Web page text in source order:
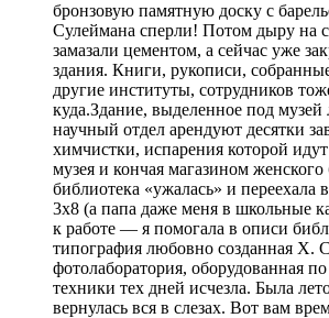
бронзовую памятную доску с
Сулеймана сперли! Потом дыру на
замазали цементом, а сейчас уже
здания. Книги, рукописи,
другие институты, сотрудников
куда.Здание, выделенное под музей
научный отдел арендуют десятки
химчистки, испарения которой
музея и кончая магазином
библиотека «ужалась» и переехала
3х8 (а папа даже меня в школьные
к работе — я помогала в описи
типография любовно созданная Х.
фотолаборатория, оборудованная
техники тех дней исчезла. Была
вернулась вся в слезах. Вот вам